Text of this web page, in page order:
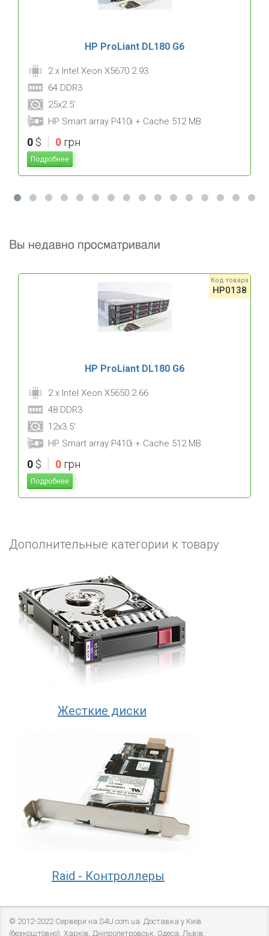
HP ProLiant DL180 G6
2 x Intel Xeon X5670 2.93
64 DDR3
25x2.5'
HP Smart array P410i + Cache 512 MB
0 $ | 0 грн
Подробнее
Вы недавно просматривали
HP ProLiant DL180 G6
Код товара
HP0138
2 x Intel Xeon X5650 2.66
48 DDR3
12x3.5'
HP Smart array P410i + Cache 512 MB
0 $ | 0 грн
Подробнее
Дополнительные категории к товару
Жесткие диски
Raid - Контроллеры
© 2012-2022 Сервери на S4U.com.ua. Доставка у Київ
(безкоштовно), Харків, Дніпропетровськ, Одеса, Львів,